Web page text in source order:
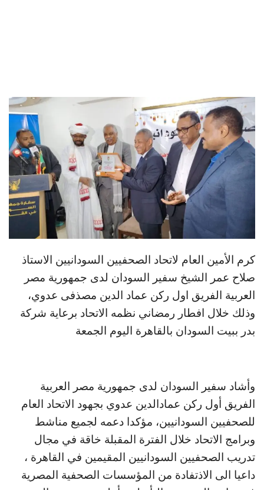
كرم الأمين العام لاتحاد الصحفيين السودانيين الاستاذ
صلاح عمر الشيخ سفير السودان لدى جمهورية مصر
العربية الفريق اول ركن عماد الدين مصذفى عدوي،
وذلك خلال افطار رمضاني نظمه الاتحاد برعاية شركة
بدر ببيت السودان بالقاهرة اليوم الجمعة
وأشاد سفير السودان لدى جمهورية مصر العربية
الفريق أول ركن عمادالدين عدوي بجهود الاتحاد العام
للصحفيين السودانيين، مؤكدا دعمه لجميع مناشط
وبرامج الاتحاد خلال الفترة المقبلة خاقة في مجال
تدريب الصحفيين السودانيين المقيمين في القاهرة ،
داعيا الى الاذتفادة من المؤسسات الصحفية المصرية